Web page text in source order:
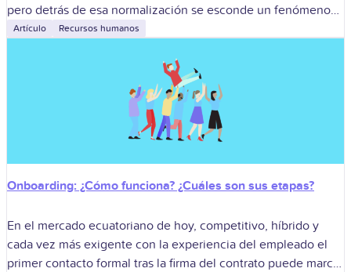
pero detrás de esa normalización se esconde un fenómeno
que
Artículo Recursos humanos
Onboarding: ¿Cómo funciona? ¿Cuáles son sus etapas?
En el mercado ecuatoriano de hoy, competitivo, híbrido y
cada vez más exigente con la experiencia del empleado el
primer contacto formal tras la firma del contrato puede marcar